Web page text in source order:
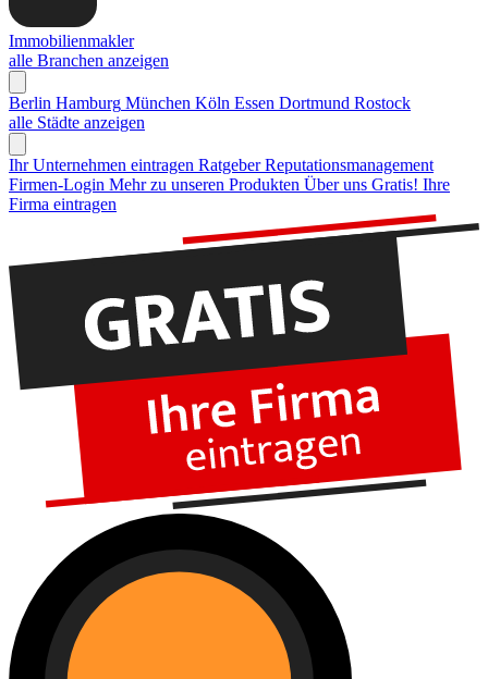
Immobilienmakler
alle Branchen anzeigen
Berlin Hamburg München Köln Essen Dortmund Rostock
alle Städte anzeigen
Ihr Unternehmen eintragen Ratgeber Reputationsmanagement
Firmen-Login Mehr zu unseren Produkten Über uns Gratis! Ihre
Firma eintragen